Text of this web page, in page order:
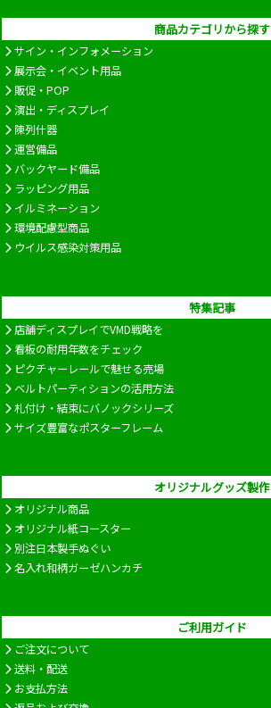
商品カテゴリから探す
サイン・インフォメーション
展示会・イベント用品
販促・POP
演出・ディスプレイ
陳列什器
運営備品
バックヤード備品
ラッピング用品
イルミネーション
環境配慮型商品
ウイルス感染対策用品
特集記事
店舗ディスプレイでVMD戦略を
看板の耐用年数をチェック
ピクチャーレールで魅せる売場
ベルトパーティションの活用方法
札付け・結束にバノックシリーズ
サイズ豊富なポスターフレーム
オリジナルグッズ製作
オリジナル商品
オリジナル紙コースター
別注日本製手ぬぐい
名入れ和柄ガーゼハンカチ
ご利用ガイド
ご注文について
送料・配送
お支払方法